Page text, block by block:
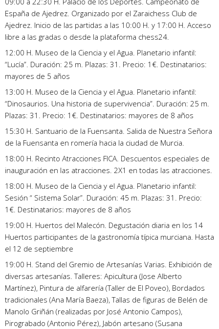
España de Ajedrez. Organizado por el Zaraichess Club de
Ajedrez. Inicio de las partidas a las 10:00 H. y 17:00 H. Acceso
libre a las gradas o desde la plataforma chess24.
12:00 H. Museo de la Ciencia y el Agua. Planetario infantil:
“Lucía”. Duración: 25 m. Plazas: 31. Precio: 1€. Destinatarios:
mayores de 5 años
13:00 H. Museo de la Ciencia y el Agua. Planetario infantil:
“Dinosaurios. Una historia de supervivencia”. Duración: 25 m.
Plazas: 31. Precio: 1€. Destinatarios: mayores de 8 años
15:30 H. Santuario de la Fuensanta. Salida de Nuestra Señora
de la Fuensanta en romería hacia la ciudad de Murcia.
18:00 H. Recinto Atracciones FICA. Descuentos especiales de
inauguración en las atracciones. 2X1 en todas las atracciones.
18:00 H. Museo de la Ciencia y el Agua. Planetario infantil:
Sesión “ Sistema Solar”. Duración: 45 m. Plazas: 31. Precio:
1€. Destinatarios: mayores de 8 años
19:00 H. Huertos del Malecón. Degustación diaria en los 14
Huertos participantes de la gastronomía típica murciana. Hasta
el 12 de septiembre
19:00 H. Stand del Gremio de Artesanías Varias. Exhibición de
diversas artesanías. Talleres: Apicultura (Jose Alberto
Martínez), Pintura de alfarería (Taller de El Poveo), Bordados
tradicionales (Ana María Baeza), Tallas de figuras de Belén de
Manolo Griñán (realizadas por José Antonio Campos),
Pirograbado (Antonio Pérez), Jabón artesano (Susana